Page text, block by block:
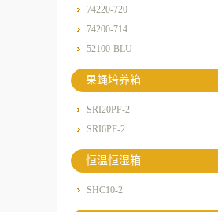
74220-720
74200-714
52100-BLU
果蝇培养箱
SRI20PF-2
SRI6PF-2
恒温恒湿箱
SHC10-2